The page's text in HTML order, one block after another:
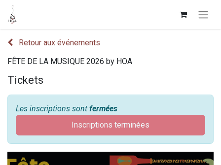
Retour aux événements
FÊTE DE LA MUSIQUE 2026 by HOA
Tickets
Les inscriptions sont fermées
Inscriptions terminées